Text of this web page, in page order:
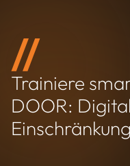
Trainiere
DOOR: